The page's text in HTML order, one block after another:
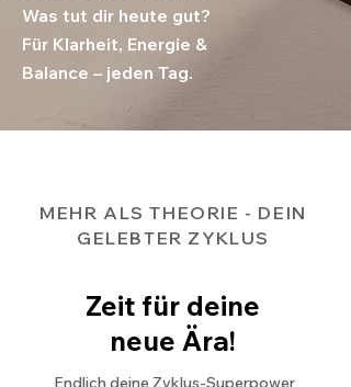
Was tut dir heute gut?
Für Klarheit, Energie &
Balance – jeden Tag.
MEHR ALS THEORIE - DEIN
GELEBTER ZYKLUS
Zeit für deine
neue Ära!
Endlich deine Zyklus-Superpower